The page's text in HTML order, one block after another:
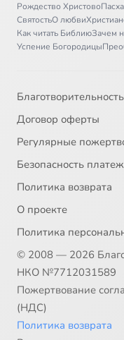
Рождество ХристовоПасха
СвятостьО любви
Как читать БиблиюЗачем
Успение Богородицы
Благотворительность
Договор оферты
Регулярные
Безопасность
Политика возврата
О проекте
Политика
© 2008 — 2026
НКО №7712031589
Пожертвование
(НДС)
Политика возврата